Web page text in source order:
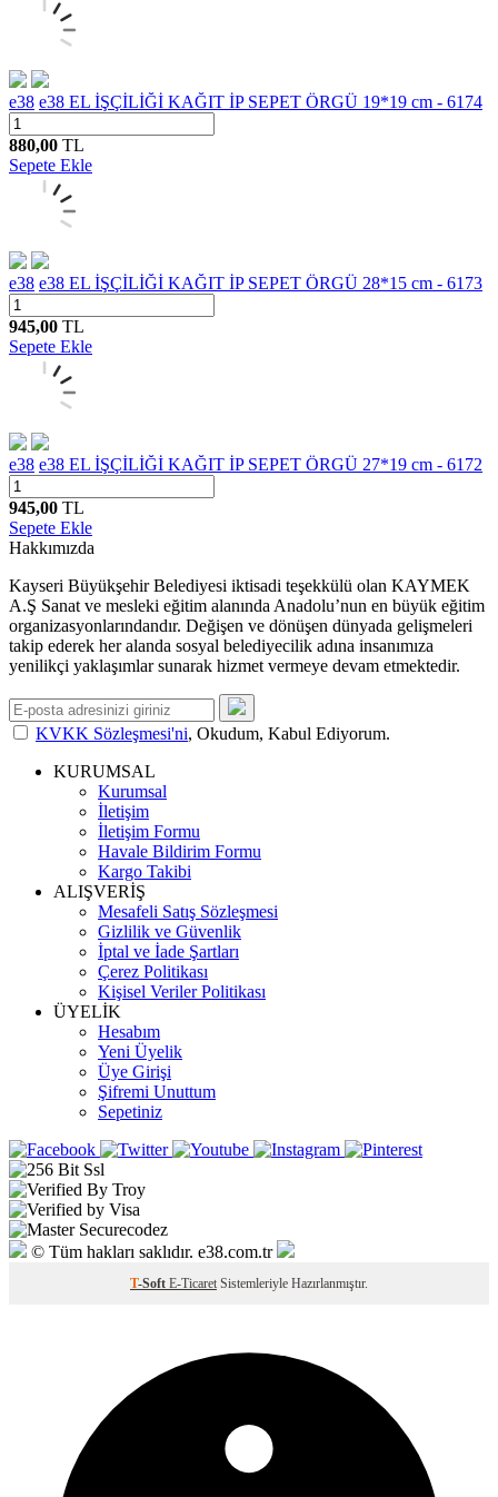
e38 e38 EL İŞÇİLİĞİ KAĞIT İP SEPET ÖRGÜ 19*19 cm - 6174
880,00 TL
Sepete Ekle
e38 e38 EL İŞÇİLİĞİ KAĞIT İP SEPET ÖRGÜ 28*15 cm - 6173
945,00 TL
Sepete Ekle
e38 e38 EL İŞÇİLİĞİ KAĞIT İP SEPET ÖRGÜ 27*19 cm - 6172
945,00 TL
Sepete Ekle
Hakkımızda
Kayseri Büyükşehir Belediyesi iktisadi teşekkülü olan KAYMEK
A.Ş Sanat ve mesleki eğitim alanında Anadolu’nun en büyük eğitim
organizasyonlarındandır. Değişen ve dönüşen dünyada gelişmeleri
takip ederek her alanda sosyal belediyecilik adına insanımıza
yenilikçi yaklaşımlar sunarak hizmet vermeye devam etmektedir.
KVKK Sözleşmesi'ni, Okudum, Kabul Ediyorum.
KURUMSAL
Kurumsal
İletişim
İletişim Formu
Havale Bildirim Formu
Kargo Takibi
ALIŞVERİŞ
Mesafeli Satış Sözleşmesi
Gizlilik ve Güvenlik
İptal ve İade Şartları
Çerez Politikası
Kişisel Veriler Politikası
ÜYELİK
Hesabım
Yeni Üyelik
Üye Girişi
Şifremi Unuttum
Sepetiniz
© Tüm hakları saklıdır. e38.com.tr
T-Soft E-Ticaret Sistemleriyle Hazırlanmıştır.